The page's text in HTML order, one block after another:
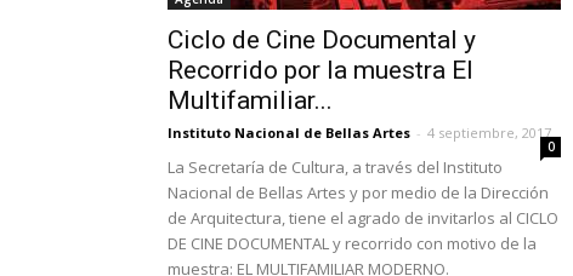
Ciclo de Cine Documental y
Recorrido por la muestra El
Multifamiliar...
Instituto Nacional de Bellas Artes - 4 septiembre, 2017
0
La Secretaría de Cultura, a través del Instituto
Nacional de Bellas Artes y por medio de la Dirección
de Arquitectura, tiene el agrado de invitarlos al CICLO
DE CINE DOCUMENTAL y recorrido con motivo de la
muestra: EL MULTIFAMILIAR MODERNO.